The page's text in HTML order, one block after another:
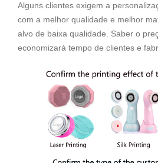
Alguns clientes exigem a
com a melhor qualidade e melhor
alvo de baixa qualidade. Saber o
economizará tempo de clientes e